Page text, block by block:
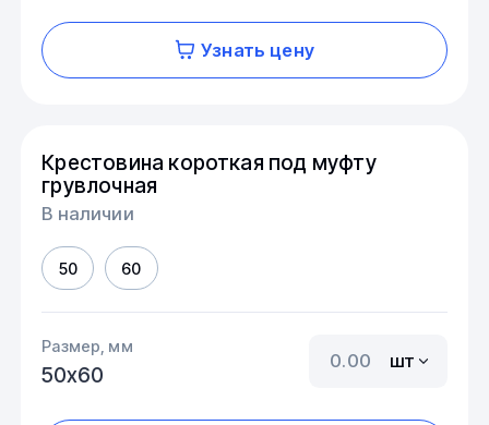
Узнать цену
Крестовина короткая под муфту
грувлочная
В наличии
50 60
Размер, мм
50х60
шт